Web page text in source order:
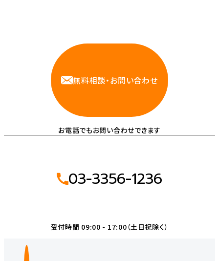
無料相談・お問い合わせ
お電話でもお問い合わせできます
03-3356-1236
受付時間 09:00 - 17:00（土日祝除く）